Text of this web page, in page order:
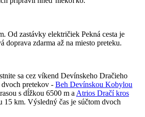
Od zastávky električiek Pekná cesta je
doprava zdarma až na miesto preteku.
sa cez víkend Devínskeho Dračieho
pretekov - Beh Devínskou Kobylou
s dĺžkou 6500 m a Atrios Dračí kros
15 km. Výsledný čas je súčtom dvoch